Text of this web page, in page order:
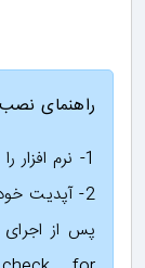
راهنمای نصب
1- نرم افزار را نصب کنید.
2- آپدیت خودکار نرم افزار را غیر فعال کنید.